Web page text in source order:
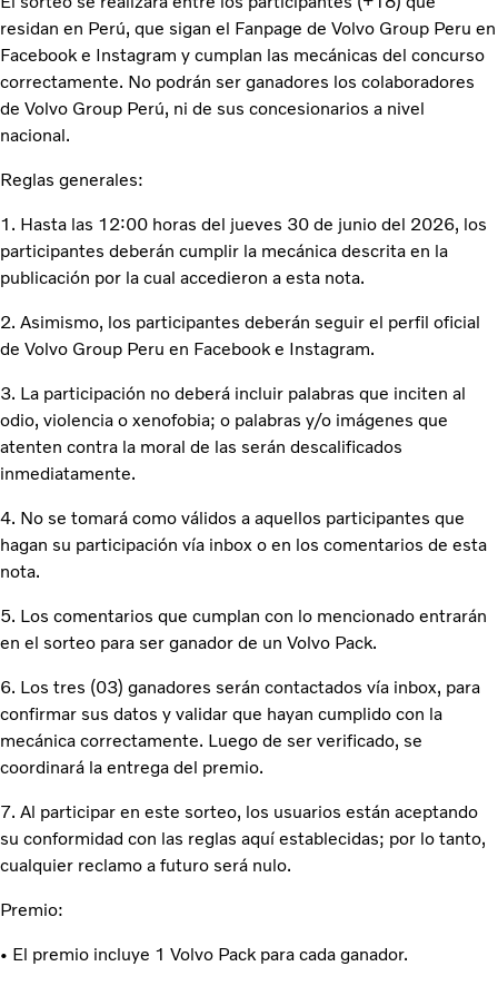
residan en Perú, que sigan el Fanpage de Volvo Group Peru en
Facebook e Instagram y cumplan las mecánicas del concurso
correctamente. No podrán ser ganadores los colaboradores
de Volvo Group Perú, ni de sus concesionarios a nivel
nacional.
Reglas generales:
1. Hasta las 12:00 horas del jueves 30 de junio del 2026, los
participantes deberán cumplir la mecánica descrita en la
publicación por la cual accedieron a esta nota.
2. Asimismo, los participantes deberán seguir el perfil oficial
de Volvo Group Peru en Facebook e Instagram.
3. La participación no deberá incluir palabras que inciten al
odio, violencia o xenofobia; o palabras y/o imágenes que
atenten contra la moral de las serán descalificados
inmediatamente.
4. No se tomará como válidos a aquellos participantes que
hagan su participación vía inbox o en los comentarios de esta
nota.
5. Los comentarios que cumplan con lo mencionado entrarán
en el sorteo para ser ganador de un Volvo Pack.
6. Los tres (03) ganadores serán contactados vía inbox, para
confirmar sus datos y validar que hayan cumplido con la
mecánica correctamente. Luego de ser verificado, se
coordinará la entrega del premio.
7. Al participar en este sorteo, los usuarios están aceptando
su conformidad con las reglas aquí establecidas; por lo tanto,
cualquier reclamo a futuro será nulo.
Premio:
• El premio incluye 1 Volvo Pack para cada ganador.